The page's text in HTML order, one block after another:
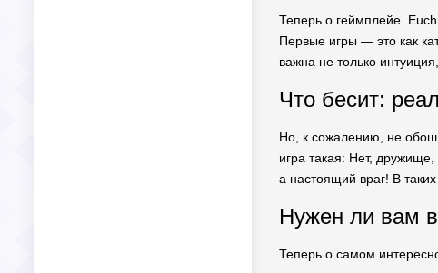
Теперь о геймплейе.
Первые игры — это как
важна не только
Что бесит:
Но, к сожалению, не
игра такая: Нет,
а настоящий враг! В
Нужен ли вам
Теперь о самом